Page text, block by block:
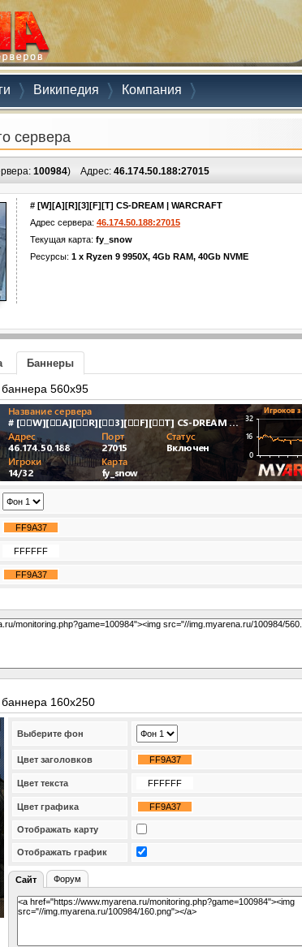
Википедия Компания
сервера
100984) Адрес: 46.174.50.188:27015
# [W][A][R][3][F][T] CS-DREAM | WARCRAFT
Адрес сервера: 46.174.50.188:27015
Текущая карта: fy_snow
Ресурсы: 1 x Ryzen 9 9950X, 4Gb RAM, 40Gb NVME
Баннеры
баннера 560x95
баннера 160x250
Выберите фон
Цвет заголовков
Цвет текста
Цвет графика
Отображать карту
Отображать график
Сайт Форум